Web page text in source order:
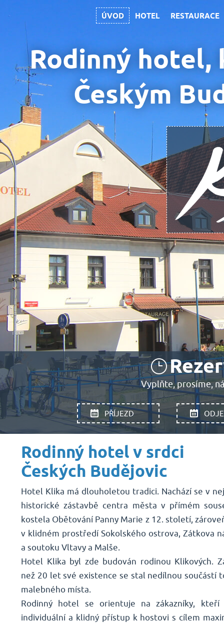
ÚVOD HOTEL RESTAURACE
Rodinný
Českým
Vyplňte, prosíme,
Rodinný hotel v srdci
Českých Budějovic
Hotel Klika má dlouholetou tradici. Nachází se v
historické zástavbě centra města v přímém
kostela Obětování Panny Marie z 12. století,
v klidném prostředí Sokolského ostrova, Zátkova
a soutoku Vltavy a Malše.
Hotel Klika byl zde budován rodinou Klikových.
než 20 let své existence se stal nedílnou součástí
malebného místa.
Rodinný hotel se orientuje na zákazníky, kteří
individuální a klidný přístup k hostovi s cílem